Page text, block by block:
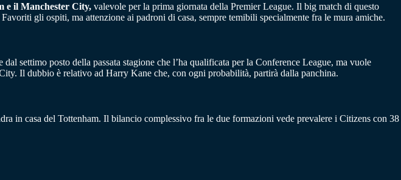
e il Manchester City, valevole per la prima giornata della Premier League. Il big match di questo
gli ospiti, ma attenzione ai padroni di casa, sempre temibili specialmente fra le mura amiche.
settimo posto della passata stagione che l’ha qualificata per la Conference League, ma vuole
Il dubbio è relativo ad Harry Kane che, con ogni probabilità, partirà dalla panchina.
in casa del Tottenham. Il bilancio complessivo fra le due formazioni vede prevalere i Citizens con 38